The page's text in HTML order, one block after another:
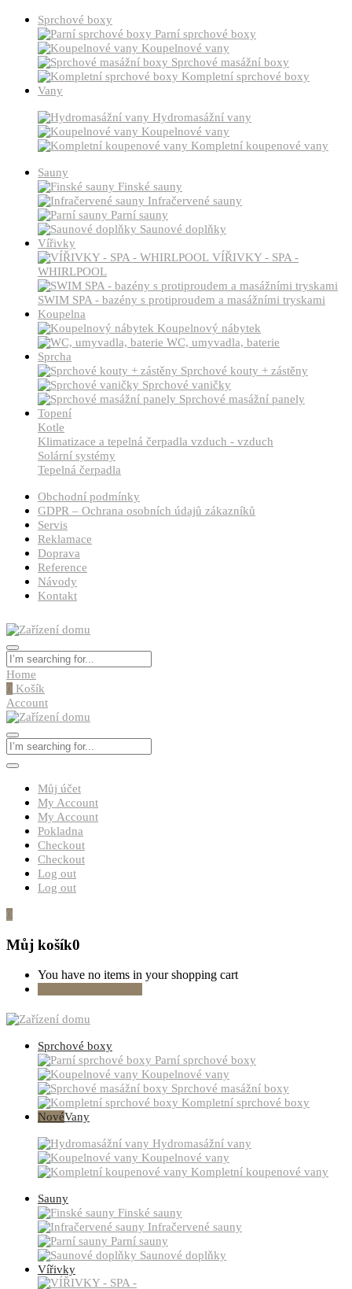
Sprchové boxy
Parní sprchové boxy
Koupelnové vany
Sprchové masážní boxy
Kompletní sprchové boxy
Vany
Hydromasážní vany
Koupelnové vany
Kompletní koupenové vany
Sauny
Finské sauny
Infračervené sauny
Parní sauny
Saunové doplňky
Vířivky
VÍŘIVKY - SPA -
WHIRLPOOL
SWIM SPA - bazény s protiproudem a masážními tryskami
Koupelna
Koupelnový nábytek
WC, umyvadla, baterie
Sprcha
Sprchové kouty + zástěny
Sprchové vaničky
Sprchové masážní panely
Topení
Kotle
Klimatizace a tepelná čerpadla vzduch - vzduch
Solární systémy
Tepelná čerpadla
Obchodní podmínky
GDPR – Ochrana osobních údajů zákazníků
Servis
Reklamace
Doprava
Reference
Návody
Kontakt
Home
0 Košík
Account
Můj účet
My Account
My Account
Pokladna
Checkout
Checkout
Log out
Log out
0
Můj košík0
You have no items in your shopping cart
Sprchové boxy
Parní sprchové boxy
Koupelnové vany
Sprchové masážní boxy
Kompletní sprchové boxy
NovéVany
Hydromasážní vany
Koupelnové vany
Kompletní koupenové vany
Sauny
Finské sauny
Infračervené sauny
Parní sauny
Saunové doplňky
Vířivky